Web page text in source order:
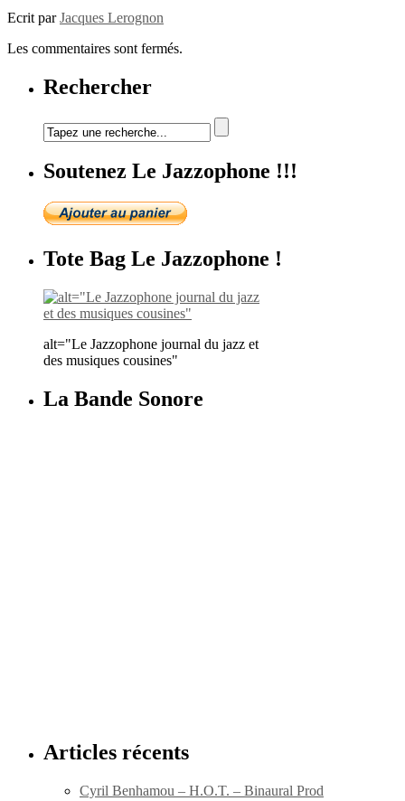
Ecrit parJacques Lerognon
Les commentaires sont fermés.
Rechercher
Soutenez Le Jazzophone !!!
Tote Bag Le Jazzophone !
alt="Le Jazzophone journal du jazz et
des musiques cousines"
La Bande Sonore
Articles récents
Cyril Benhamou – H.O.T. – Binaural Prod